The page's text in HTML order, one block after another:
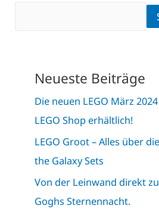
Neueste Beiträge
Die neuen LEGO März
LEGO Shop erhältlich!
LEGO Groot – Alles über
the Galaxy Sets
Von der Leinwand direkt zu
Goghs Sternennacht.